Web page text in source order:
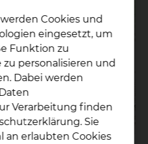
OpenStreetMap
Cookies und
eingesetzt, um
Funktion zu
personalisieren und
Dabei werden
Verarbeitung finden
Sie
an erlaubten Cookies